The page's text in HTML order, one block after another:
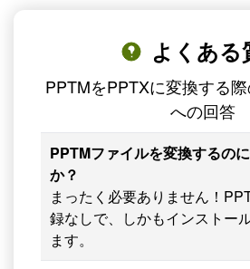
よくある
PPTMをPPTXに変換する
への回答
PPTMファイルを変換するの
か？
まったく必要ありません！
録なしで、しかもインストー
ます。